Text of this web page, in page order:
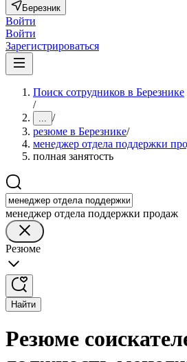
Березник
Войти
Войти
Зарегистрироваться
Поиск сотрудников в Березнике
/
... /
резюме в Березнике/
менеджер отдела поддержки
полная занятость
менеджер отдела поддержки продаж
Резюме
Найти
Резюме